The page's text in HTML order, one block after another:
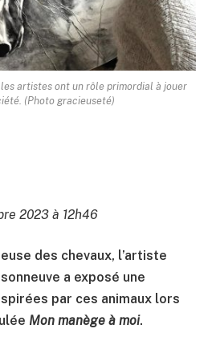
les artistes ont un rôle primordial à jouer
(Photo gracieuseté)
2023 à 12h46
des chevaux, l’artiste
a exposé une
par ces animaux lors
Mon manège à moi.